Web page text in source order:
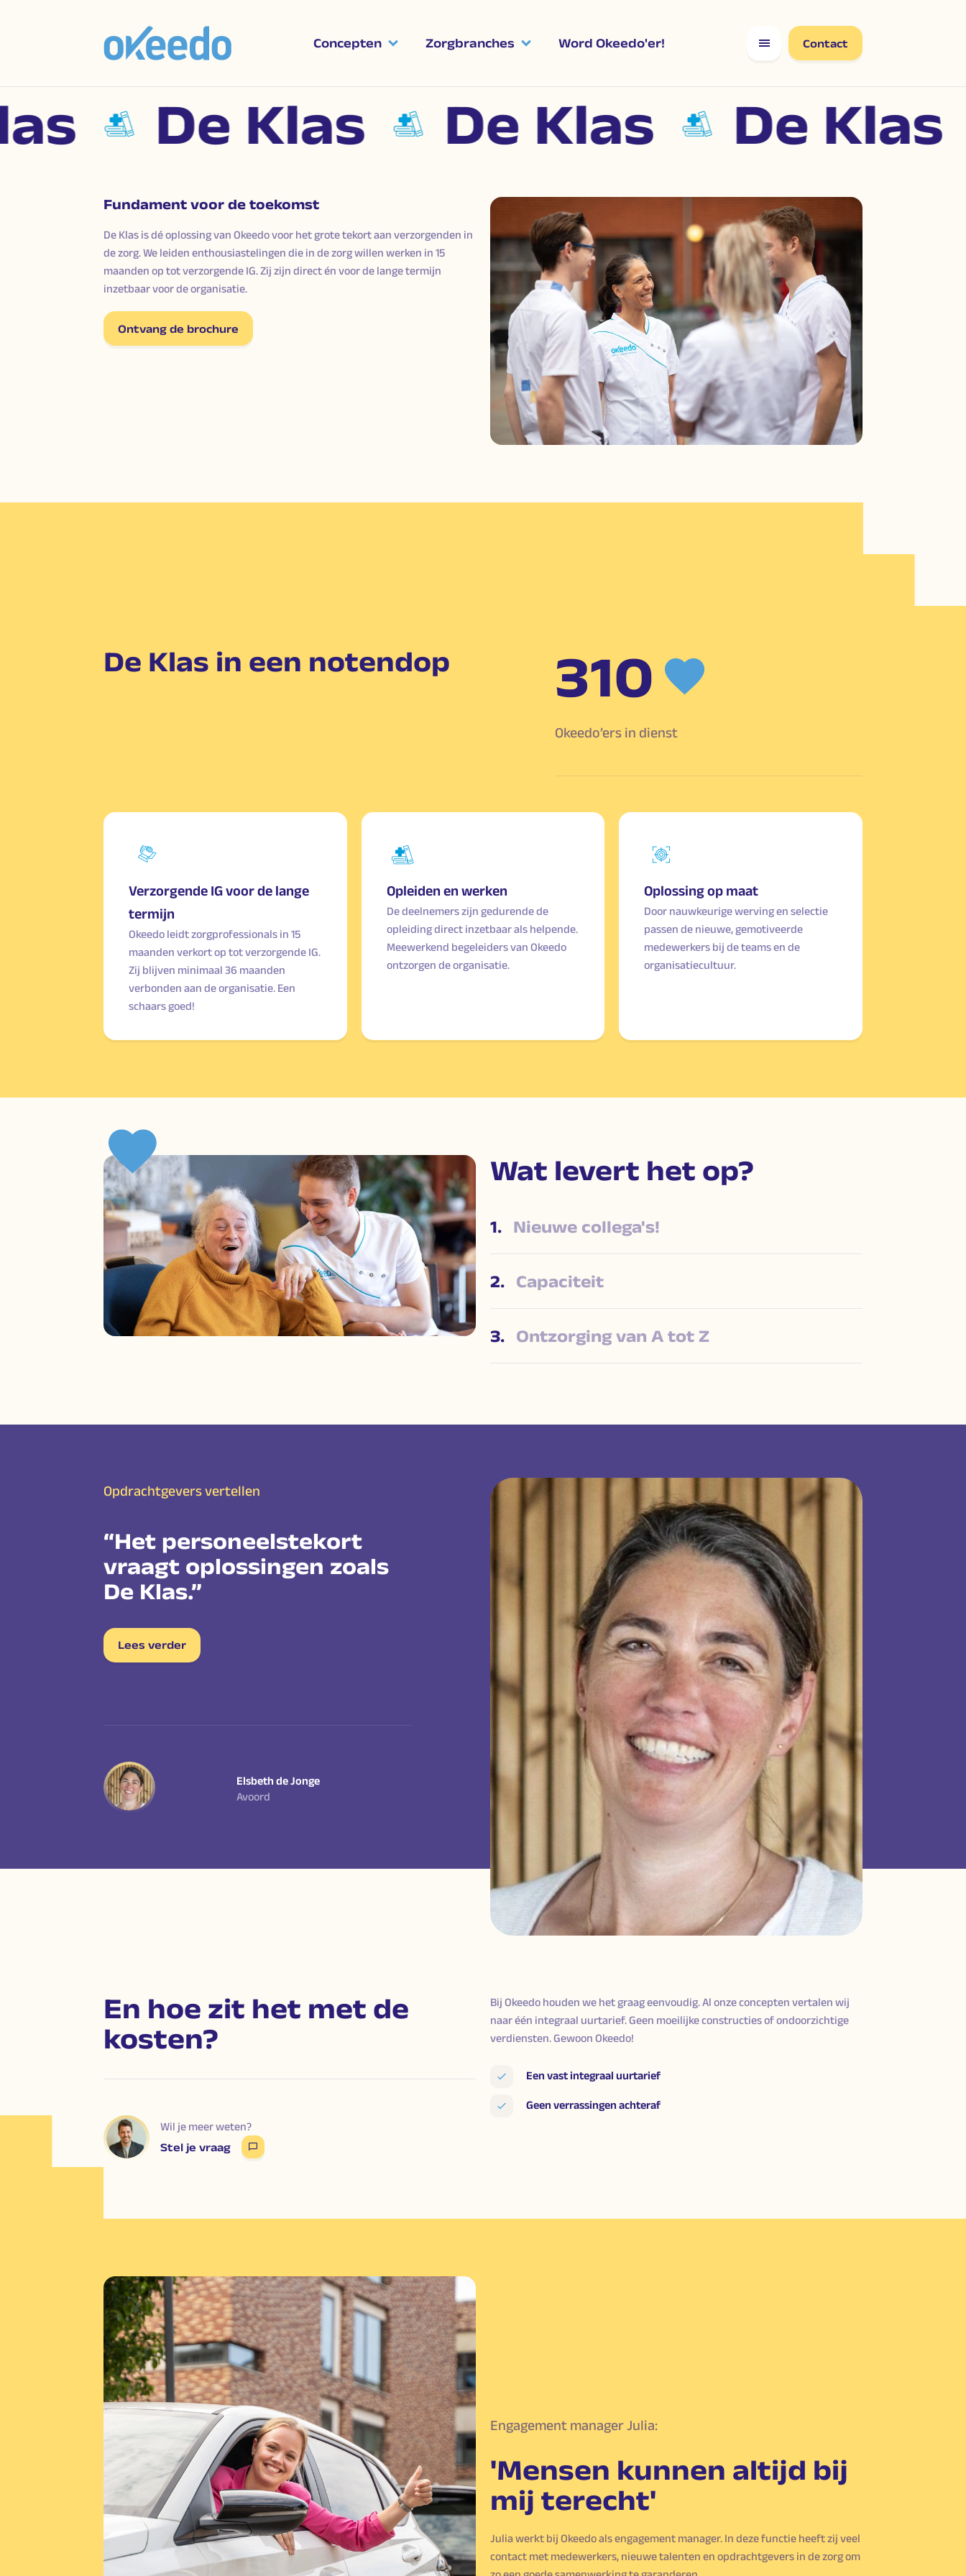
Concepten Zorgbranches Word Okeedo'er! Contact
De Klas De Klas De Klas
Fundament voor de toekomst
De Klas is dé oplossing van Okeedo voor het grote tekort aan verzorgenden in
de zorg. We leiden enthousiastelingen die in de zorg willen werken in 15
maanden op tot verzorgende IG. Zij zijn direct én voor de lange termijn
inzetbaar voor de organisatie.
Ontvang de brochure
De Klas in een notendop 310
Okeedo’ers in dienst
Verzorgende IG voor de lange
termijn
Okeedo leidt zorgprofessionals in 15
maanden verkort op tot verzorgende IG.
Zij blijven minimaal 36 maanden
verbonden aan de organisatie. Een
schaars goed!
Opleiden en werken
De deelnemers zijn gedurende de
opleiding direct inzetbaar als helpende.
Meewerkend begeleiders van Okeedo
ontzorgen de organisatie.
Oplossing op maat
Door nauwkeurige werving en selectie
passen de nieuwe, gemotiveerde
medewerkers bij de teams en de
organisatiecultuur.
Wat levert het op?
1. Nieuwe collega's!
2. Capaciteit
3. Ontzorging van A tot Z
Opdrachtgevers vertellen
“Het personeelstekort
vraagt oplossingen zoals
De Klas.”
Lees verder
Elsbeth de Jonge
Avoord
En hoe zit het met de
kosten?
Wil je meer weten?
Stel je vraag
Bij Okeedo houden we het graag eenvoudig. Al onze concepten vertalen wij
naar één integraal uurtarief. Geen moeilijke constructies of ondoorzichtige
verdiensten. Gewoon Okeedo!
Een vast integraal uurtarief
Geen verrassingen achteraf
Engagement manager Julia:
'Mensen kunnen altijd bij
mij terecht'
Julia werkt bij Okeedo als engagement manager. In deze functie heeft zij veel
contact met medewerkers, nieuwe talenten en opdrachtgevers in de zorg om